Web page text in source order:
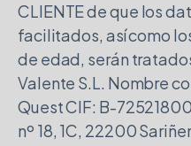
CLIENTE de que los
facilitados, así como
de edad, serán
Valente S.L. Nombre
Quest CIF: B-
nº 18, 1C, 22200